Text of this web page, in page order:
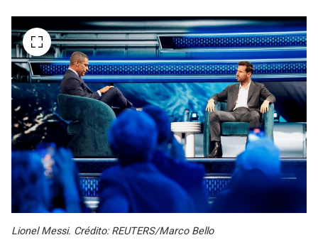
Lionel Messi. Crédito: REUTERS/Marco Bello